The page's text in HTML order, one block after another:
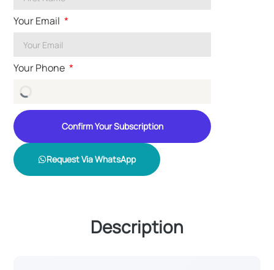
Your Email
Your Phone
Confirm Your Subscription
Request Via WhatsApp
Description